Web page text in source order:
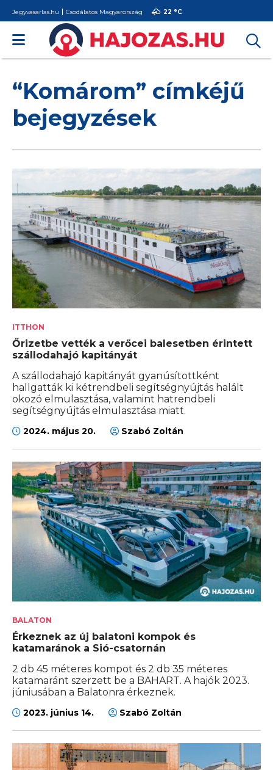
Jegyvasarlas.hu Csodálatos Magyarország 22 °C
“Komárom” címkéjű
bejegyzések
ITTHON
Őrizetbe vették a verőcei balesetben érintett
szállodahajó kapitányát
A szállodahajó kapitányát gyanúsítottként
hallgatták ki kétrendbeli segítségnyújtás halált
okozó elmulasztása, valamint hatrendbeli
segítségnyújtás elmulasztása miatt.
2024. május 20. Szabó Zoltán
BALATON
Érkeznek az új balatoni kompok és
katamaránok a Sió-csatornán
2 db 45 méteres kompot és 2 db 35 méteres
katamaránt szerzett be a BAHART. A hajók 2023.
júniusában a Balatonra érkeznek.
2023. június 14. Szabó Zoltán